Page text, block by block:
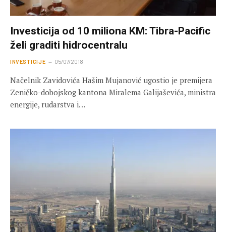
Investicija od 10 miliona KM: Tibra-Pacific
želi graditi hidrocentralu
INVESTICIJE 05/07/2018
Načelnik Zavidovića Hašim Mujanović ugostio je premijera
Zeničko-dobojskog kantona Miralema Galijaševića, ministra
energije, rudarstva i…